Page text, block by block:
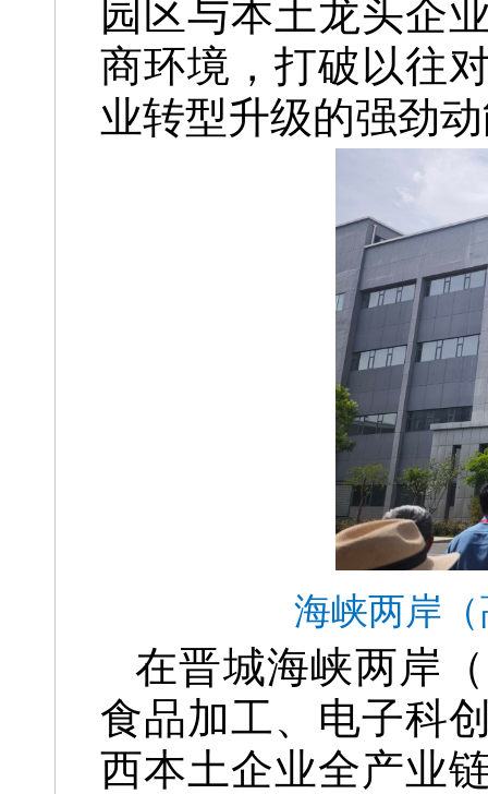
园区与本土龙头企
商环境，打破以往
业转型升级的强劲
海峡两岸
在晋城海峡两岸
食品加工、电子科
西本土企业全产业